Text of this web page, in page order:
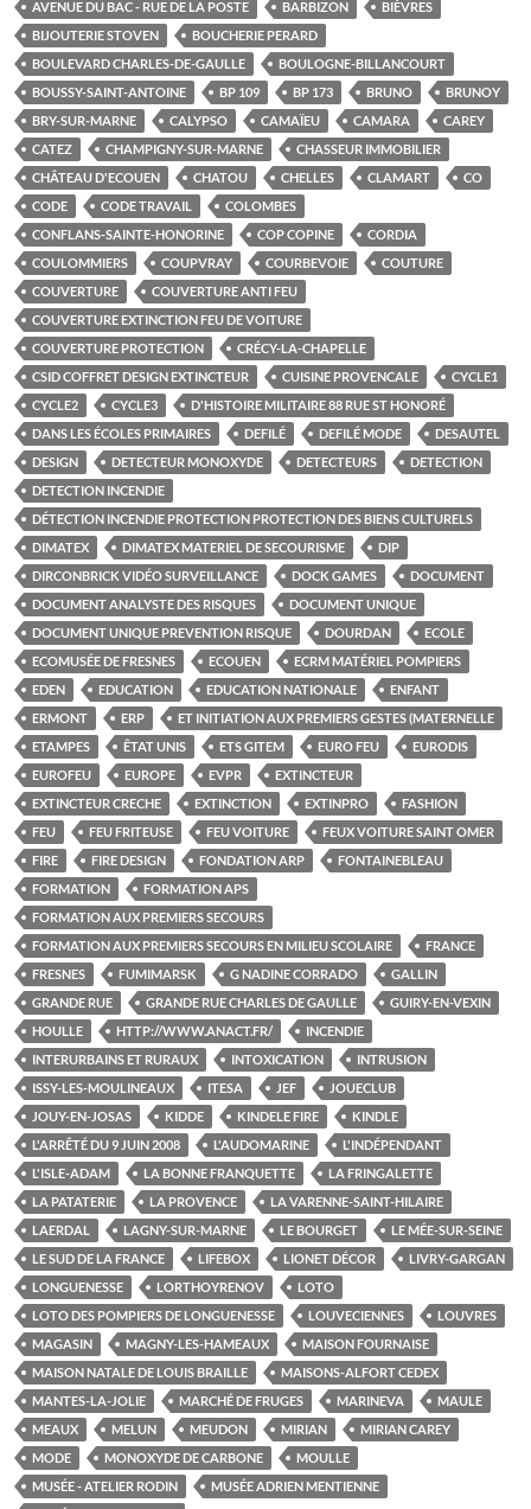
AVENUE DU BAC - RUE DE LA POSTE
BARBIZON
BIÈVRES
BIJOUTERIE STOVEN
BOUCHERIE PERARD
BOULEVARD CHARLES-DE-GAULLE
BOULOGNE-BILLANCOURT
BOUSSY-SAINT-ANTOINE
BP 109 BP 173 BRUNO
BRUNOY
BRY-SUR-MARNE
CALYPSO CAMAÏEU CAMARA
CAREY
CATEZ
CHAMPIGNY-SUR-MARNE
CHASSEUR IMMOBILIER
CHÂTEAU D'ECOUEN
CHATOU CHELLES CLAMART
CO
CODE
CODE TRAVAIL
COLOMBES
CONFLANS-SAINTE-HONORINE
COP COPINE
CORDIA
COULOMMIERS
COUPVRAY COURBEVOIE
COUTURE
COUVERTURE
COUVERTURE ANTI FEU
COUVERTURE EXTINCTION FEU DE VOITURE
COUVERTURE PROTECTION
CRÉCY-LA-CHAPELLE
CSID COFFRET DESIGN EXTINCTEUR
CUISINE PROVENCALE
CYCLE1
CYCLE2
CYCLE3
D'HISTOIRE MILITAIRE 88 RUE ST HONORÉ
DANS LES ÉCOLES PRIMAIRES
DEFILÉ DEFILÉ MODE
DESAUTEL
DESIGN
DETECTEUR MONOXYDE DETECTEURS
DETECTION
DETECTION INCENDIE
DÉTECTION INCENDIE PROTECTION PROTECTION DES BIENS CULTURELS
DIMATEX
DIMATEX MATERIEL DE SECOURISME
DIP
DIRCONBRICK VIDÉO SURVEILLANCE
DOCK GAMES
DOCUMENT
DOCUMENT ANALYSTE DES RISQUES
DOCUMENT UNIQUE
DOCUMENT UNIQUE PREVENTION RISQUE
DOURDAN
ECOLE
ECOMUSÉE DE FRESNES
ECOUEN
ECRM MATÉRIEL POMPIERS
EDEN
EDUCATION EDUCATION NATIONALE
ENFANT
ERMONT
ERP
ET INITIATION AUX PREMIERS GESTES (MATERNELLE
ETAMPES
ÊTAT UNIS ETS GITEM EURO FEU
EURODIS
EUROFEU
EUROPE EVPR
EXTINCTEUR
EXTINCTEUR CRECHE
EXTINCTION EXTINPRO
FASHION
FEU
FEU FRITEUSE FEU VOITURE
FEUX VOITURE SAINT OMER
FIRE
FIRE DESIGN FONDATION ARP
FONTAINEBLEAU
FORMATION
FORMATION APS
FORMATION AUX PREMIERS SECOURS
FORMATION AUX PREMIERS SECOURS EN MILIEU SCOLAIRE
FRANCE
FRESNES
FUMIMARSK G NADINE CORRADO
GALLIN
GRANDE RUE
GRANDE RUE CHARLES DE GAULLE
GUIRY-EN-VEXIN
HOULLE
HTTP://WWW.ANACT.FR/
INCENDIE
INTERURBAINS ET RURAUX
INTOXICATION
INTRUSION
ISSY-LES-MOULINEAUX
ITESA JEF
JOUECLUB
JOUY-EN-JOSAS
KIDDE KINDELE FIRE
KINDLE
L'ARRÊTÉ DU 9 JUIN 2008
L'AUDOMARINE
L'INDÉPENDANT
L'ISLE-ADAM
LA BONNE FRANQUETTE
LA FRINGALETTE
LA PATATERIE
LA PROVENCE
LA VARENNE-SAINT-HILAIRE
LAERDAL
LAGNY-SUR-MARNE LE BOURGET
LE MÉE-SUR-SEINE
LE SUD DE LA FRANCE
LIFEBOX LIONET DÉCOR
LIVRY-GARGAN
LONGUENESSE
LORTHOYRENOV
LOTO
LOTO DES POMPIERS DE LONGUENESSE
LOUVECIENNES
LOUVRES
MAGASIN
MAGNY-LES-HAMEAUX
MAISON FOURNAISE
MAISON NATALE DE LOUIS BRAILLE
MAISONS-ALFORT CEDEX
MANTES-LA-JOLIE
MARCHÉ DE FRUGES MARINEVA
MAULE
MEAUX
MELUN MEUDON MIRIAN
MIRIAN CAREY
MODE
MONOXYDE DE CARBONE
MOULLE
MUSÉE - ATELIER RODIN
MUSÉE ADRIEN MENTIENNE